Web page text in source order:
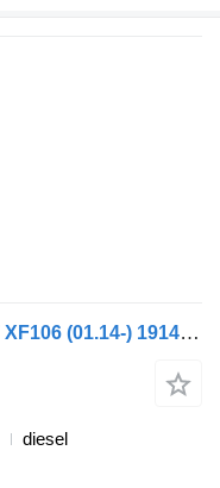
Pompă de ridicare a cabinei DAF XF106 (01.14-) 1914281 pentru cap tractor DAF XF106 (2014-)
diesel